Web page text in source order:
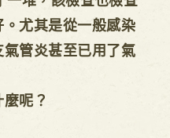
尤其是從一般感染
管炎甚至已用了氣
呢？